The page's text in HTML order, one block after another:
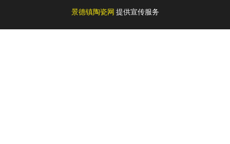
景德镇陶瓷网 提供宣传服务